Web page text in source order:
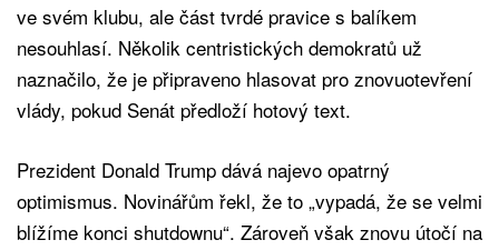
ve svém klubu, ale část tvrdé pravice s balíkem
nesouhlasí. Několik centristických demokratů už
naznačilo, že je připraveno hlasovat pro znovuotevření
vlády, pokud Senát předloží hotový text.
Prezident Donald Trump dává najevo opatrný
optimismus. Novinářům řekl, že to „vypadá, že se velmi
blížíme konci shutdownu“. Zároveň však znovu útočí na